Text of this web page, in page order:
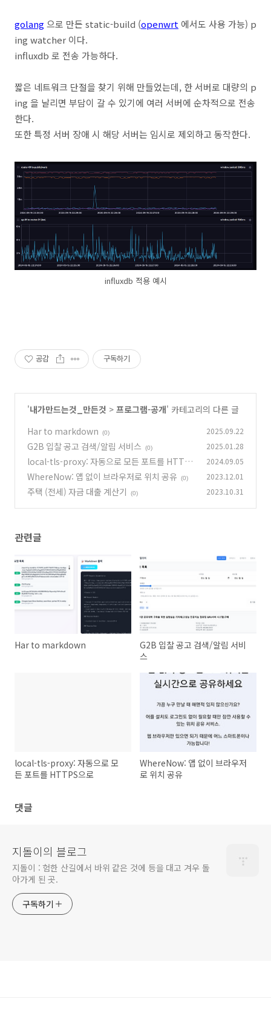
golang으로 만든 static-build (openwrt 에서도 사용 가능) p
ing watcher 이다.
influxdb 로 전송 가능하다.
짧은 네트워크 단절을 찾기 위해 만들었는데, 한 서버로 대량의 p
ing 을 날리면 부담이 갈 수 있기에 여러 서버에 순차적으로 전송
한다.
또한 특정 서버 장애 시 해당 서버는 임시로 제외하고 동작한다.
influxdb 적용 예시
공감 구독하기
'내가만드는것_만든것 > 프로그램-공개' 카테고리의 다른 글
Har to markdown
(0) 2025.09.22
G2B 입찰 공고 검색/알림 서비스 (0) 2025.01.28
local-tls-proxy: 자동으로 모든 포트를 HTTPS
으로 (0)
2024.09.05
WhereNow: 앱 없이 브라우저로 위치 공유 (0) 2023.12.01
주택 (전세) 자금 대출 계산기 (0) 2023.10.31
관련글
Har to markdown
G2B 입찰 공고 검색/알림 서비
스
local-tls-proxy: 자동으로 모
든 포트를 HTTPS으로
WhereNow: 앱 없이 브라우저
로 위치 공유
댓글
지돌이의 블로그
지돌이 : 험한 산길에서 바위 같은 것에 등을 대고 겨우 돌
아가게 된 곳.
구독하기